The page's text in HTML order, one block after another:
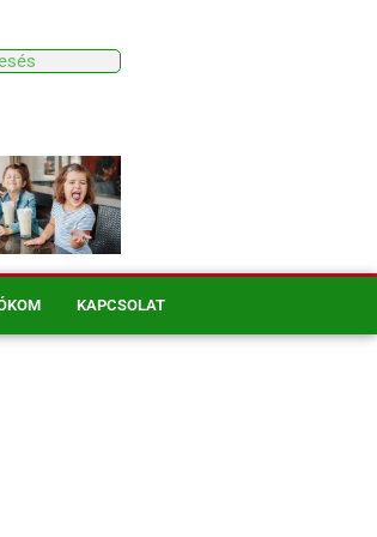
KAPCSOLAT